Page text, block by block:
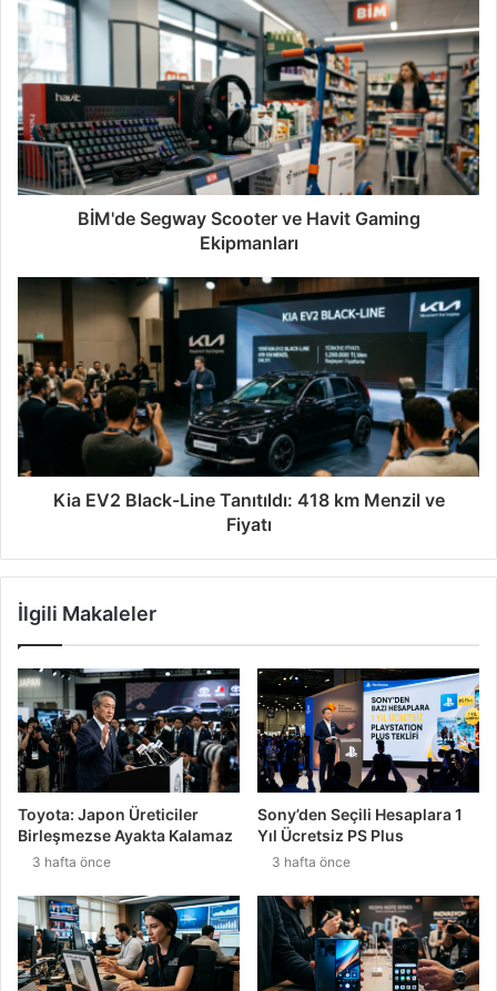
BİM'de Segway Scooter ve Havit Gaming
Ekipmanları
Kia EV2 Black-Line Tanıtıldı: 418 km Menzil ve
Fiyatı
İlgili Makaleler
Toyota: Japon Üreticiler
Birleşmezse Ayakta Kalamaz
3 hafta önce
Sony’den Seçili Hesaplara 1
Yıl Ücretsiz PS Plus
3 hafta önce